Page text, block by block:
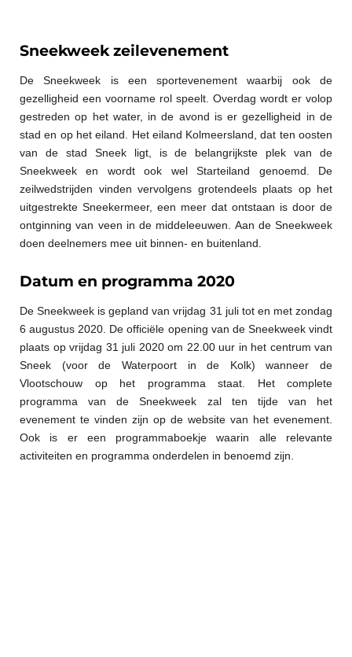
Sneekweek zeilevenement
De Sneekweek is een sportevenement waarbij ook de
gezelligheid een voorname rol speelt. Overdag wordt er volop
gestreden op het water, in de avond is er gezelligheid in de
stad en op het eiland. Het eiland Kolmeersland, dat ten oosten
van de stad Sneek ligt, is de belangrijkste plek van de
Sneekweek en wordt ook wel Starteiland genoemd. De
zeilwedstrijden vinden vervolgens grotendeels plaats op het
uitgestrekte Sneekermeer, een meer dat ontstaan is door de
ontginning van veen in de middeleeuwen. Aan de Sneekweek
doen deelnemers mee uit binnen- en buitenland.
Datum en programma 2020
De Sneekweek is gepland van vrijdag 31 juli tot en met zondag
6 augustus 2020. De officiële opening van de Sneekweek vindt
plaats op vrijdag 31 juli 2020 om 22.00 uur in het centrum van
Sneek (voor de Waterpoort in de Kolk) wanneer de
Vlootschouw op het programma staat. Het complete
programma van de Sneekweek zal ten tijde van het
evenement te vinden zijn op de website van het evenement.
Ook is er een programmaboekje waarin alle relevante
activiteiten en programma onderdelen in benoemd zijn.